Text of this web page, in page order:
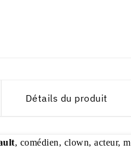
Détails du produit
, comédien, clown, acteur,